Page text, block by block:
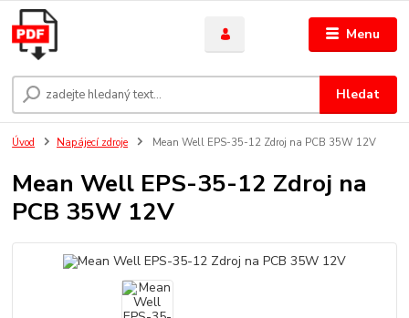
Menu
Hledat
Úvod Napájecí zdroje Mean Well EPS-35-12 Zdroj na PCB 35W 12V
Mean Well EPS-35-12 Zdroj na
PCB 35W 12V